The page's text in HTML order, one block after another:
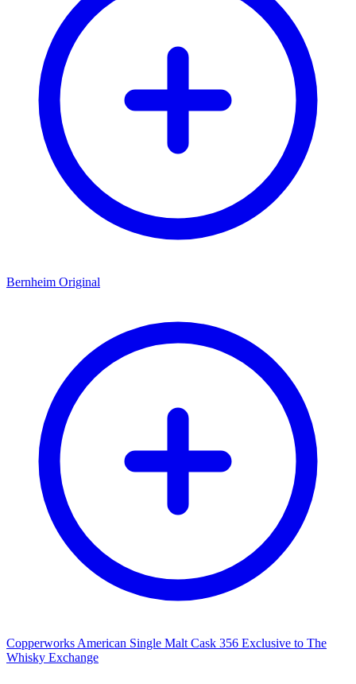
Bernheim Original
Copperworks American Single Malt Cask 356 Exclusive to The
Whisky Exchange